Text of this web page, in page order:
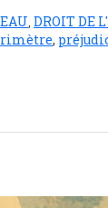
, DROIT DE
,